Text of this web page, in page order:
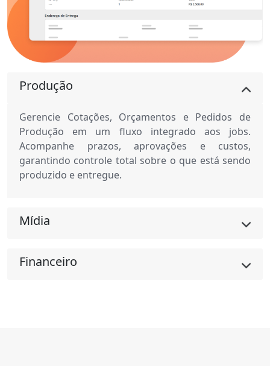
Produção
Gerencie Cotações, Orçamentos e Pedidos de
Produção em um fluxo integrado aos jobs.
Acompanhe prazos, aprovações e custos,
garantindo controle total sobre o que está sendo
produzido e entregue.
Mídia
Financeiro